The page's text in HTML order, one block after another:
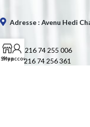
Adresse : Avenu Hedi
Tél. : +216 74 255 006
Fax : +216 74 256 361
Shop
My account